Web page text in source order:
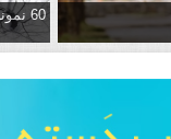
60 نمونه عکس سبک ماکسیمالیسم